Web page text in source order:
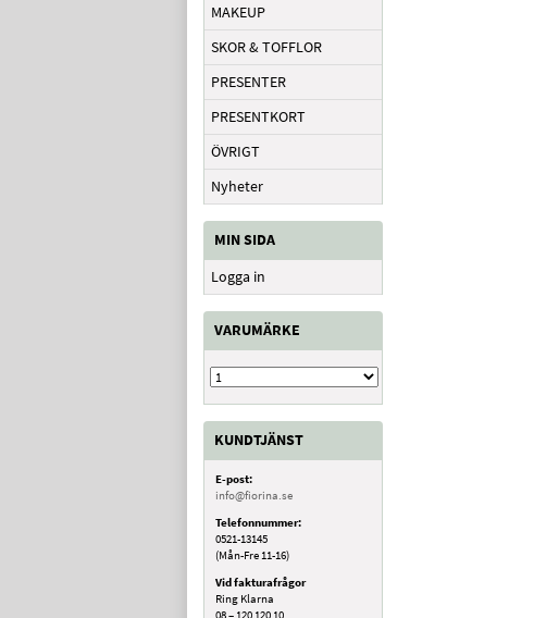
MAKEUP
SKOR & TOFFLOR
PRESENTER
PRESENTKORT
ÖVRIGT
Nyheter
MIN SIDA
Logga in
VARUMÄRKE
KUNDTJÄNST
E-post:
info@fiorina.se
Telefonnummer:
0521-13145
(Mån-Fre 11-16)
Vid fakturafrågor
Ring Klarna
08 – 120 120 10